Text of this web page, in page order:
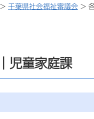
> 千葉県社会福祉審議会 >
児童家庭課